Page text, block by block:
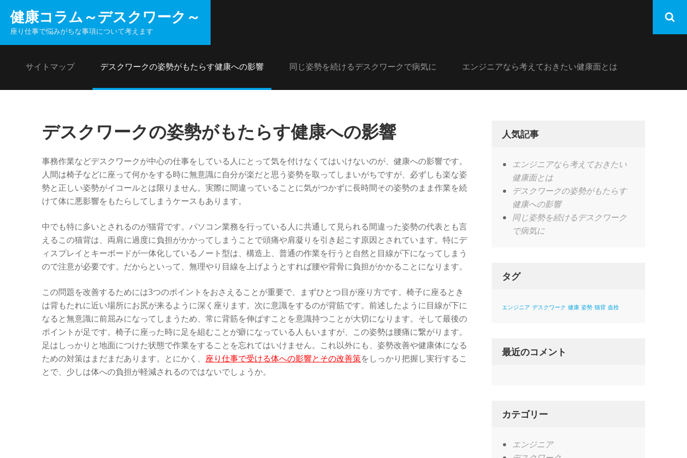
ン
健康コラム～デスクワーク～
座り仕事で悩みがちな事項について考えます
サイトマップ デスクワークの姿勢がもたらす健康への影響 同じ姿勢を続けるデスクワークで病気に エンジニアなら考えておきたい健康面とは
デスクワークの姿勢がもたらす健康への影響
事務作業などデスクワークが中心の仕事をしている人にとって気を付けなくてはいけないのが、健康への影響です。
人間は椅子などに座って何かをする時に無意識に自分が楽だと思う姿勢を取ってしまいがちですが、必ずしも楽な姿
勢と正しい姿勢がイコールとは限りません。実際に間違っていることに気がつかずに長時間その姿勢のまま作業を続
けて体に悪影響をもたらしてしまうケースもあります。
中でも特に多いとされるのが猫背です。パソコン業務を行っている人に共通して見られる間違った姿勢の代表とも言
えるこの猫背は、両肩に過度に負担がかかってしまうことで頭痛や肩凝りを引き起こす原因とされています。特にデ
ィスプレイとキーボードが一体化しているノート型は、構造上、普通の作業を行うと自然と目線が下になってしまう
ので注意が必要です。だからといって、無理やり目線を上げようとすれば腰や背骨に負担がかかることになります。
この問題を改善するためには3つのポイントをおさえることが重要で、まずひとつ目が座り方です。椅子に座るとき
は背もたれに近い場所にお尻が来るように深く座ります。次に意識をするのが背筋です。前述したように目線が下に
なると無意識に前屈みになってしまうため、常に背筋を伸ばすことを意識持つことが大切になります。そして最後の
ポイントが足です。椅子に座った時に足を組むことが癖になっている人もいますが、この姿勢は腰痛に繋がります。
足はしっかりと地面につけた状態で作業をすることを忘れてはいけません。これ以外にも、姿勢改善や健康体になる
ための対策はまだまだあります。とにかく、 座り仕事で受ける体への影響とその改善策をしっかり把握し実行するこ
とで、少しは体への負担が軽減されるのではないでしょうか。
人気記事
エンジニアなら考えておきたい
健康面とは
デスクワークの姿勢がもたらす
健康への影響
同じ姿勢を続けるデスクワーク
で病気に
タグ
エンジニア デスクワーク 健康 姿勢 猫背 血栓
最近のコメント
カテゴリー
エンジニア